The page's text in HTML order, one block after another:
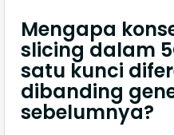
Mengapa
slicing dalam
satu kunci
dibanding
sebelumnya?